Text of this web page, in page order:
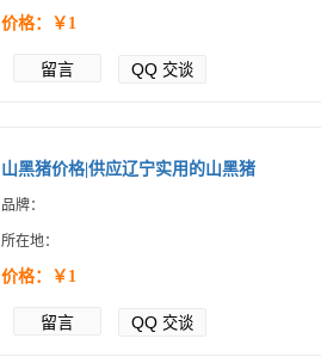
价格：￥1
留言 QQ 交谈
山黑猪价格|供应辽宁实用的山黑猪
品牌：
所在地：
价格：￥1
留言 QQ 交谈